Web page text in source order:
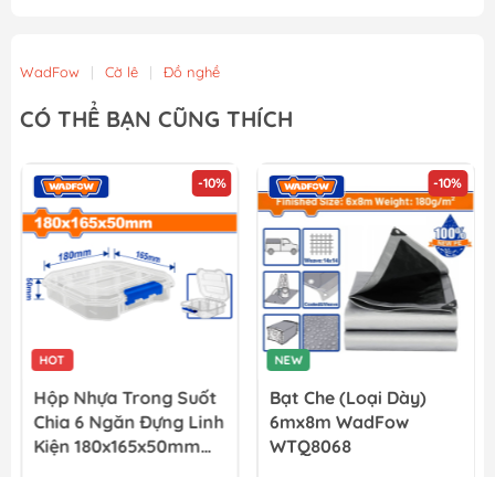
WadFow | Cờ lê | Đồ nghề
CÓ THỂ BẠN CŨNG THÍCH
-10%
HOT
Hộp Nhựa Trong Suốt
Chia 6 Ngăn Đựng Linh
Kiện 180x165x50mm
-10%
NEW
Bạt Che (loại Dày)
6mx8m WadFow
WTQ8068